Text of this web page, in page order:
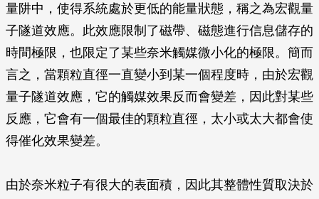
量阱中，使得系統處於更低的能量狀態，稱之為宏觀量
子隧道效應。此效應限制了磁帶、磁態進行信息儲存的
時間極限，也限定了某些奈米觸媒微小化的極限。簡而
言之，當顆粒直徑一直變小到某一個程度時，由於宏觀
量子隧道效應，它的觸媒效果反而會變差，因此對某些
反應，它會有一個最佳的顆粒直徑，太小或太大都會使
得催化效果變差。
由於奈米粒子有很大的表面積，因此其整體性質取決於